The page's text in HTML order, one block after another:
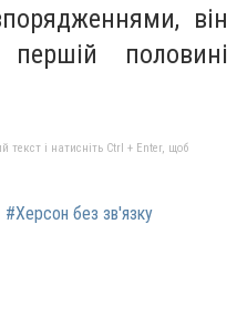
він
половині
текст і натисніть Ctrl + Enter, щоб
#Херсон без зв'язку